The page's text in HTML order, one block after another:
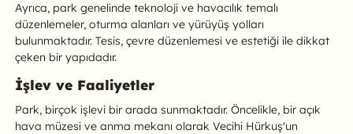
Ayrıca, park genelinde teknoloji ve havacılık temalı
düzenlemeler, oturma alanları ve yürüyüş yolları
bulunmaktadır. Tesis, çevre düzenlemesi ve estetiği ile dikkat
çeken bir yapıdadır.
İşlev ve Faaliyetler
Park, birçok işlevi bir arada sunmaktadır. Öncelikle, bir açık
hava müzesi ve anma mekanı olarak Vecihi Hürkuş'un